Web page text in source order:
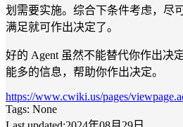
划需要实施。综合下条件考虑，尽
满足就可作出决定了。
好的 Agent 虽然不能替代你作出决
能多的信息，帮助你作出决定。
https://www.cwiki.us/pages/
Tags: None